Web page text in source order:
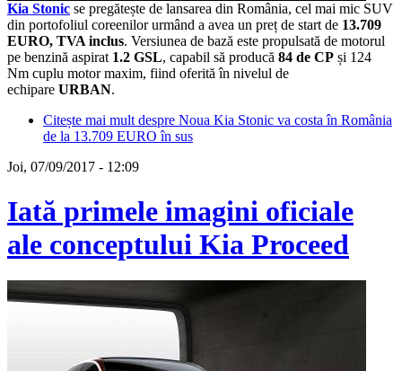
Kia Stonic se pregătește de lansarea din România, cel mai mic SUV
din portofoliul coreenilor urmând a avea un preț de start de 13.709
EURO, TVA inclus. Versiunea de bază este propulsată de motorul
pe benzină aspirat 1.2 GSL, capabil să producă 84 de CP și 124
Nm cuplu motor maxim, fiind oferită în nivelul de
echipare URBAN.
Citește mai mult despre Noua Kia Stonic va costa în România
de la 13.709 EURO în sus
Joi, 07/09/2017 - 12:09
Iată primele imagini oficiale
ale conceptului Kia Proceed